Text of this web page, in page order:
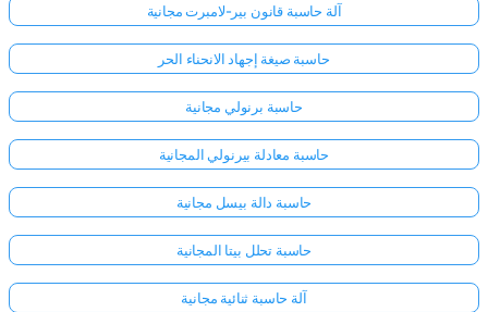
آلة حاسبة قانون بير-لامبرت مجانية
حاسبة صيغة إجهاد الانحناء الحر
حاسبة برنولي مجانية
حاسبة معادلة بيرنولي المجانية
حاسبة دالة بيسل مجانية
حاسبة تحلل بيتا المجانية
آلة حاسبة ثنائية مجانية